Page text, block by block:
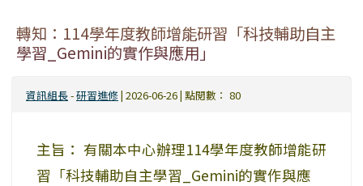
轉知：114學年度教師增能研習「科技輔助自主
學習_Gemini的實作與應用」
資訊組長-研習進修| 2026-06-26 | 點閱數： 80
主旨： 有關本中心辦理114學年度教師增能研
習「科技輔助自主學習_Gemini的實作與應